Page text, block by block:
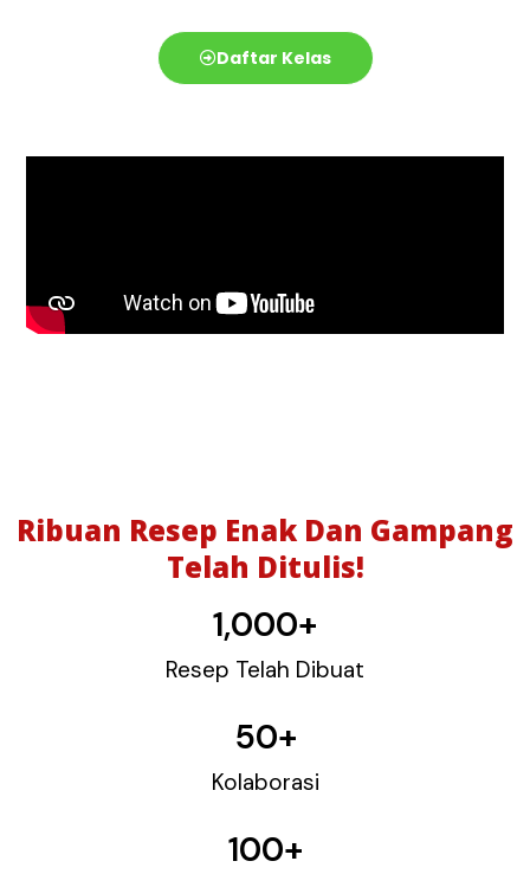
Daftar Kelas
Ribuan Resep Enak Dan Gampang
Telah Ditulis!
Resep Telah Dibuat
1,000+
Kolaborasi
50+
100+